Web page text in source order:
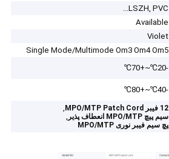
LSZH, PVC...
Available
Violet
Single Mode/Multimode Om3 Om4 Om5
-20℃~+70℃
-40℃~+80℃
12 فیبر MPO/MTP Patch Cord ,
سیم پیچ MPO/MTP انعطاف پذیر ,
پچ سیم فیبر نوری MPO/MTP